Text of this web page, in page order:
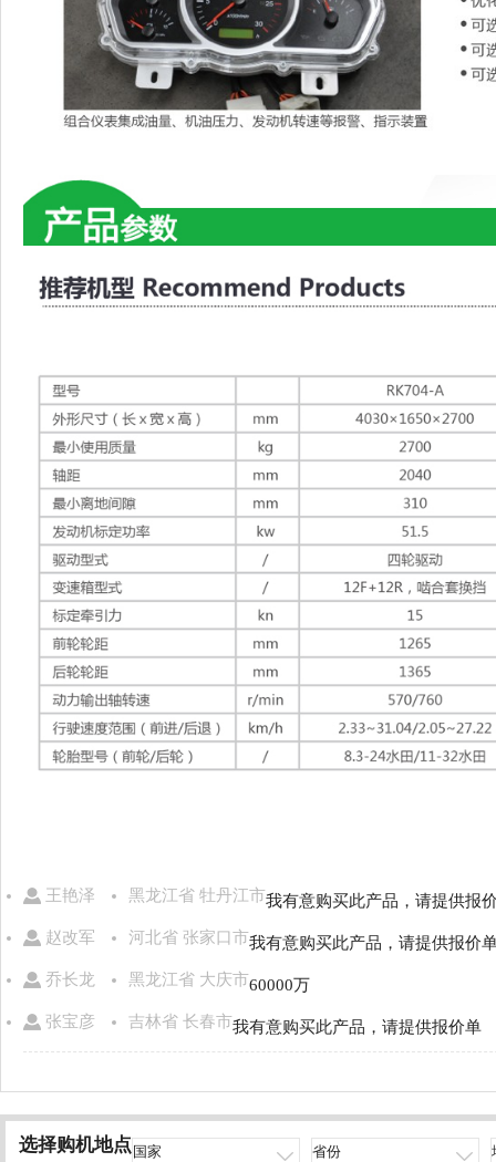
王艳泽 黑龙江省 牡丹江市我有意购买此产品，请提供报
赵改军 河北省 张家口市我有意购买此产品，请提供报价
乔长龙 黑龙江省 大庆市60000万
张宝彦 吉林省 长春市我有意购买此产品，请提供报价单
选择购机地点 国家 省份